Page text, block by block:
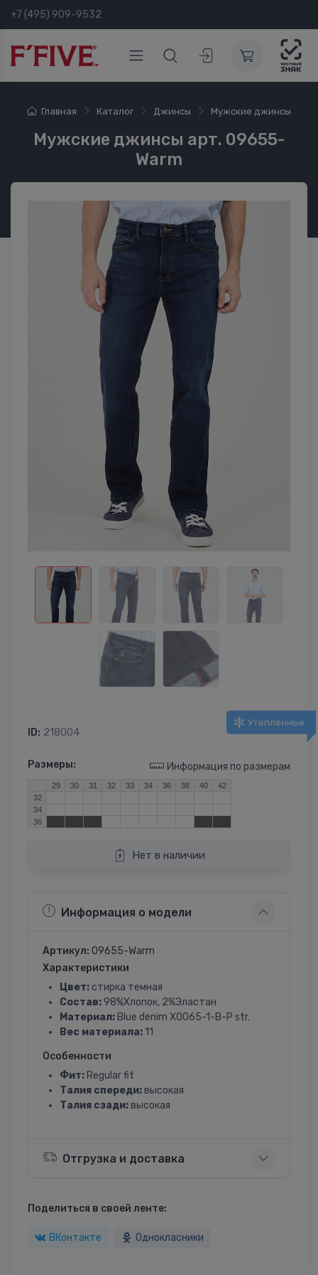
+7 (495) 909-9532
Главная Каталог Джинсы Мужские джинсы
Мужские джинсы арт. 09655-
Warm
Утепленные
ID: 218004
Размеры: Информация по размерам
29 30 31 32 33 34 36 38 40
42
32
34
36
Нет в наличии
Информация о модели
Артикул: 09655-Warm
Характеристики
Цвет: стирка темная
Состав: 98%Хлопок, 2%Эластан
Материал: Blue denim X0065-1-B-P str.
Вес материала: 11
Особенности
Фит: Regular fit
Талия спереди: высокая
Талия сзади: высокая
Отгрузка и доставка
Поделиться в своей ленте:
ВКонтакте Однокласники